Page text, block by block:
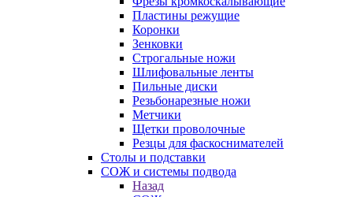
Пластины режущие
Коронки
Зенковки
Строгальные ножи
Шлифовальные ленты
Пильные диски
Резьбонарезные ножи
Метчики
Щетки проволочные
Резцы для фаскоснимателей
Столы и подставки
СОЖ и системы подвода
Назад